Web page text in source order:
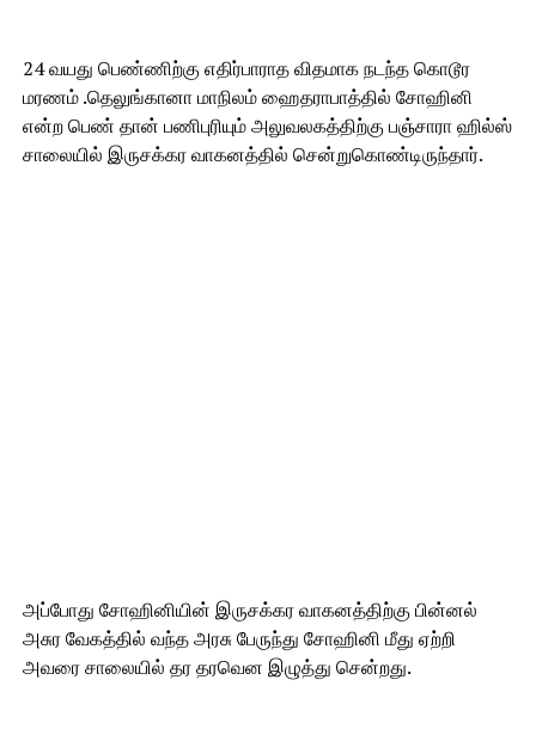
24 வயது பெண்ணிற்கு எதிர்பாராத விதமாக நடந்த கொடூர
மரணம் .தெலுங்கானா மாநிலம் ஹைதராபாத்தில் சோஹினி
என்ற பெண் தான் பணிபுரியும் அலுவலகத்திற்கு பஞ்சாரா ஹில்ஸ்
சாலையில் இருசக்கர வாகனத்தில் சென்றுகொண்டிருந்தார்.
அப்போது சோஹினியின் இருசக்கர வாகனத்திற்கு பின்னல்
அசுர வேகத்தில் வந்த அரசு பேருந்து சோஹினி மீது ஏற்றி
அவரை சாலையில் தர தரவென இழுத்து சென்றது.